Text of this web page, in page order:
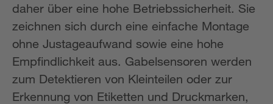
daher über eine hohe Betriebssicherheit. Sie
zeichnen sich durch eine einfache Montage
ohne Justageaufwand sowie eine hohe
Empfindlichkeit aus. Gabelsensoren werden
zum Detektieren von Kleinteilen oder zur
Erkennung von Etiketten und Druckmarken,